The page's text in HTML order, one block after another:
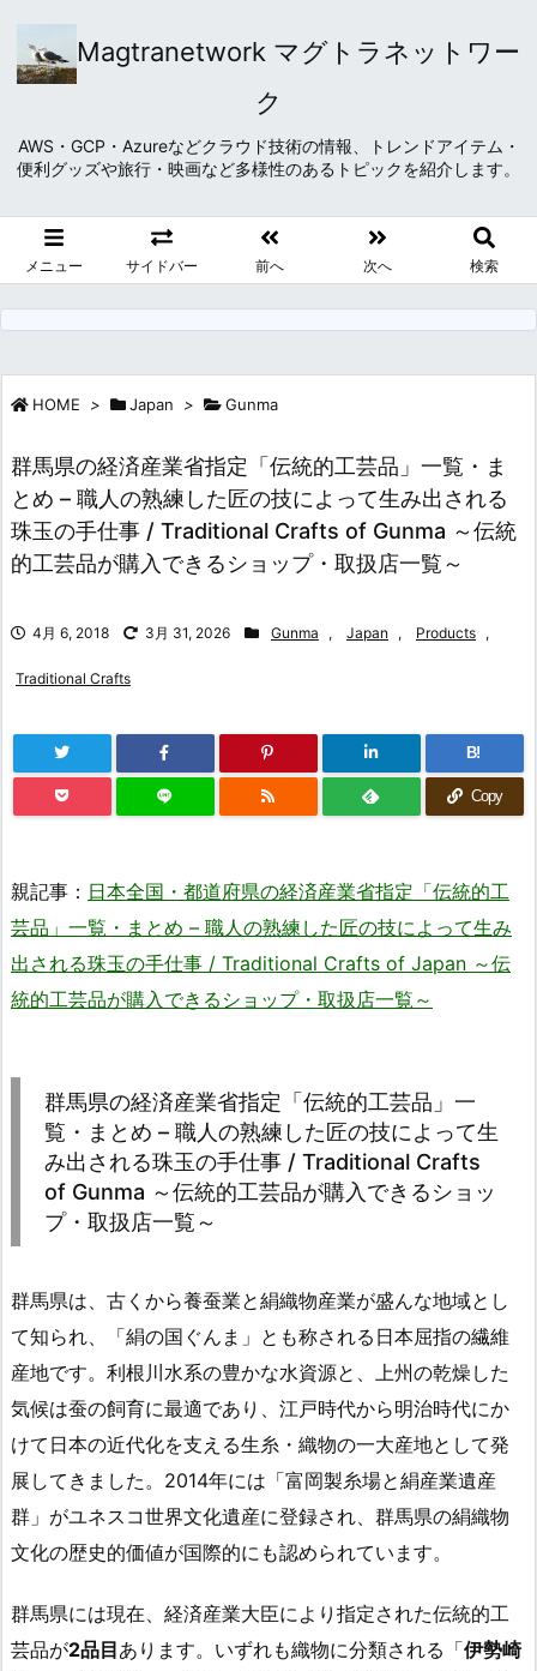
Magtranetwork マグトラネットワー
ク
AWS・GCP・Azureなどクラウド技術の情報、トレンドアイテム・
便利グッズや旅行・映画など多様性のあるトピックを紹介します。
メニュー サイドバー 前へ 次へ 検索
HOME > Japan > Gunma
群馬県の経済産業省指定「伝統的工芸品」一覧・ま
とめ – 職人の熟練した匠の技によって生み出される
珠玉の手仕事 / Traditional Crafts of Gunma ～伝統
的工芸品が購入できるショップ・取扱店一覧～
4月 6, 2018 3月 31, 2026 Gunma , Japan , Products ,
Traditional Crafts
B!
Copy
親記事： 日本全国・都道府県の経済産業省指定「伝統的工
芸品」一覧・まとめ – 職人の熟練した匠の技によって生み
出される珠玉の手仕事 / Traditional Crafts of Japan ～伝
統的工芸品が購入できるショップ・取扱店一覧～
群馬県の経済産業省指定「伝統的工芸品」一
覧・まとめ – 職人の熟練した匠の技によって生
み出される珠玉の手仕事 / Traditional Crafts
of Gunma ～伝統的工芸品が購入できるショッ
プ・取扱店一覧～
群馬県は、古くから養蚕業と絹織物産業が盛んな地域とし
て知られ、「絹の国ぐんま」とも称される日本屈指の繊維
産地です。利根川水系の豊かな水資源と、上州の乾燥した
気候は蚕の飼育に最適であり、江戸時代から明治時代にか
けて日本の近代化を支える生糸・織物の一大産地として発
展してきました。2014年には「富岡製糸場と絹産業遺産
群」がユネスコ世界文化遺産に登録され、群馬県の絹織物
文化の歴史的価値が国際的にも認められています。
群馬県には現在、経済産業大臣により指定された伝統的工
芸品が2品目あります。いずれも織物に分類される「伊勢崎